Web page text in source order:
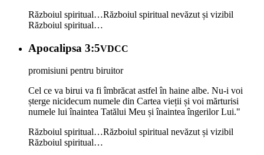
Războiul spiritual…Războiul spiritual nevăzut și vizibil
Războiul spiritual…
Apocalipsa 3:5VDCC
promisiuni pentru biruitor
Cel ce va birui va fi îmbrăcat astfel în haine albe. Nu-i voi
șterge nicidecum numele din Cartea vieții și voi mărturisi
numele lui înaintea Tatălui Meu și înaintea îngerilor Lui."
Războiul spiritual…Războiul spiritual nevăzut și vizibil
Războiul spiritual…